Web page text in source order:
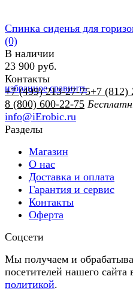
избранное сравнить
Спинка сиденья для
(0)
В наличии
23 900 руб.
Контакты
+7 (499) 213-27-75+7 (812)
8 (800) 600-22-75
info@iErobic.ru
Разделы
Магазин
О нас
Доставка и оплата
Гарантия и сервис
Контакты
Оферта
Соцсети
Мы получаем и
посетителей нашего сайта
политикой.